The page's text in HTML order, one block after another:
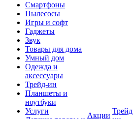
Смартфоны
Пылесосы
Игры и софт
Гаджеты
Звук
Товары для дома
Умный дом
Одежда и
аксессуары
Трейд-ин
Планшеты и
ноутбуки
Услуги
Акции